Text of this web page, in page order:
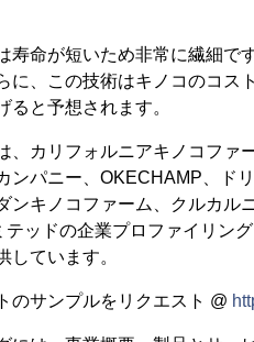
寿命が短いため非常に繊細で
に、この技術はキノコのコス
ると予想されます。
、カリフォルニアキノコファ
ンパニー、OKECHAMP、ド
ンキノコファーム、クルカル
テッドの企業プロファイリン
しています。
のサンプルをリクエスト @